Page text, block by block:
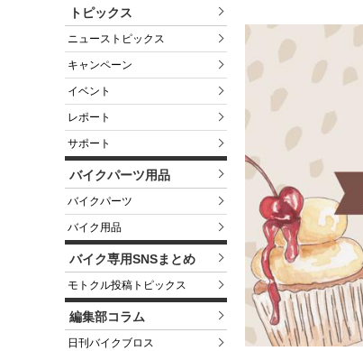
トピックス
ニューストピックス
キャンペーン
イベント
レポート
サポート
バイクパーツ用品
バイクパーツ
バイク用品
バイク専用SNSまとめ
モトクル投稿トピックス
編集部コラム
日刊バイクブロス